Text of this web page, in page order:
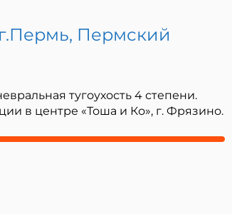
Пермский
тугоухость 4 степени.
в центре «Тоша и Ко», г. Фрязино.